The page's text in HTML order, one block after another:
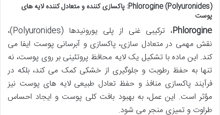
Phlorogine (Polyuronides): پاکسازی کننده و متعادل کننده لایه های
پوست
Phlorogine
، ترکیبی غنی از پلی یورونیدها (Polyuronides)،
نقش مهمی در متعادل سازی، پاکسازی و آبرسانی پوست ایفا می
کند. این ماده با تشکیل یک لایه محافظ پروتئینی بر روی پوست، نه
تنها به حفظ رطوبت و جلوگیری از خشکی کمک می کند، بلکه در
فرآیند پاکسازی منافذ و حفظ تعادل طبیعی لایه های پوست نیز
مؤثر است. این عمل، به بهبود بافت کلی پوست و ایجاد احساس
طراوت و تمیزی منجر می شود.